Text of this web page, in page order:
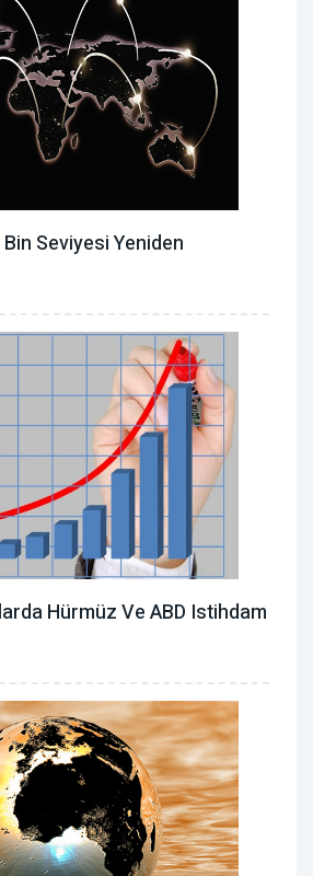
Seviyesi Yeniden
Hürmüz Ve ABD Istihdam